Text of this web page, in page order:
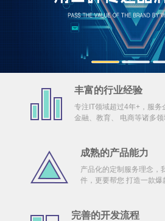
丰富的行业经验
专注IT领域超过4年+，服
金融、教育、 电商等诸多
成熟的产品能力
产品化的定制服务理念，
件，更要帮您 打造一款爆
完善的开发流程